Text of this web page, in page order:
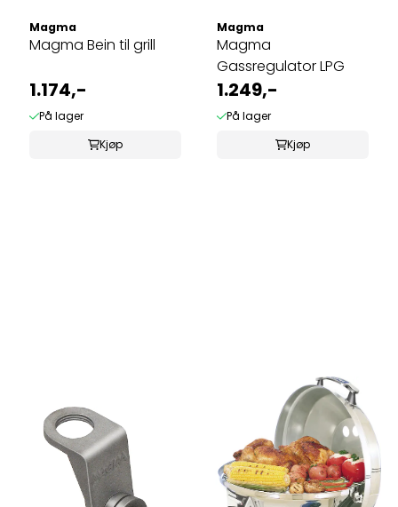
Magma
Magma Bein til grill
1.174,-
På lager
Kjøp
Magma
Magma
Gassregulator LPG
1.249,-
På lager
Kjøp